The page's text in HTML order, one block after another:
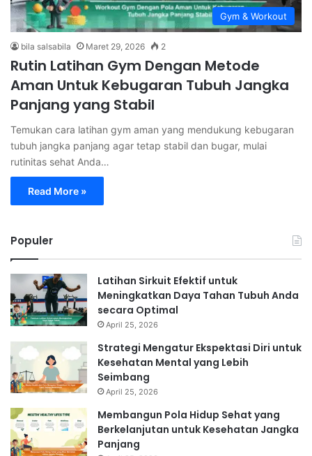
Gym & Workout
bila salsabila Maret 29, 2026 2
Rutin Latihan Gym Dengan Metode
Aman Untuk Kebugaran Tubuh Jangka
Panjang yang Stabil
Temukan cara latihan gym aman yang mendukung kebugaran
tubuh jangka panjang agar tetap stabil dan bugar, mulai
rutinitas sehat Anda…
Read More »
Populer
Latihan Sirkuit Efektif untuk
Meningkatkan Daya Tahan Tubuh Anda
secara Optimal
April 25, 2026
Strategi Mengatur Ekspektasi Diri untuk
Kesehatan Mental yang Lebih
Seimbang
April 25, 2026
Membangun Pola Hidup Sehat yang
Berkelanjutan untuk Kesehatan Jangka
Panjang